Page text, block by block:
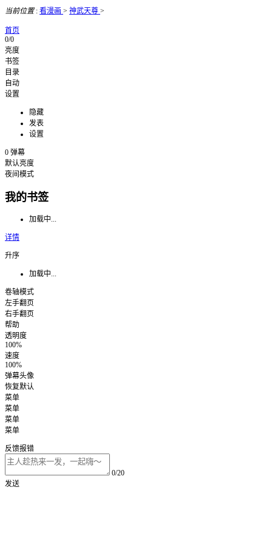
当前位置: 看漫画 > 神武天尊 >
首页
0/0
亮度
书签
目录
自动
设置
隐藏
发表
设置
0 弹幕
默认亮度
夜间模式
我的书签
加载中...
详情
升序
加载中...
卷轴模式
左手翻页
右手翻页
帮助
透明度
100%
速度
100%
弹幕头像
恢复默认
菜单
菜单
菜单
菜单
反馈报错
0/20
发送